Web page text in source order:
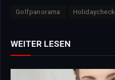
Golfpanorama Holidaycheck
WEITER LESEN